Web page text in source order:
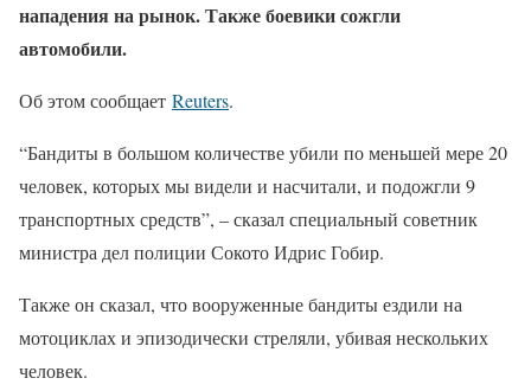
нападения на рынок. Также боевики сожгли
автомобили.
Об этом сообщает Reuters.
“Бандиты в большом количестве убили по меньшей мере 20
человек, которых мы видели и насчитали, и подожгли 9
транспортных средств”, – сказал специальный советник
министра дел полиции Сокото Идрис Гобир.
Также он сказал, что вооруженные бандиты ездили на
мотоциклах и эпизодически стреляли, убивая нескольких
человек.